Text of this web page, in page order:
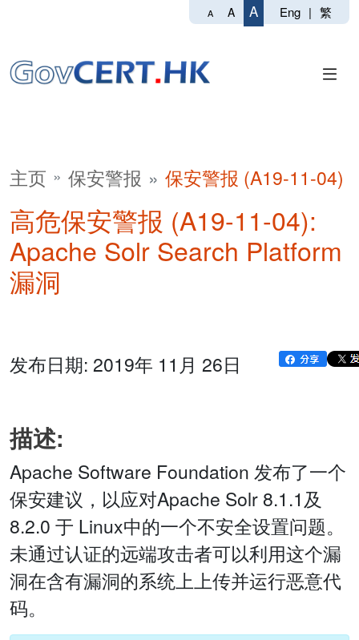
A A A Eng | 繁
主页 保安警报 保安警报 (A19-11-04)
高危保安警报 (A19-11-04):
Apache Solr Search Platform
漏洞
发布日期: 2019年 11月 26日
描述:
Apache Software Foundation 发布了一个
保安建议，以应对Apache Solr 8.1.1及
8.2.0 于 Linux中的一个不安全设置问题。
未通过认证的远端攻击者可以利用这个漏
洞在含有漏洞的系统上上传并运行恶意代
码。